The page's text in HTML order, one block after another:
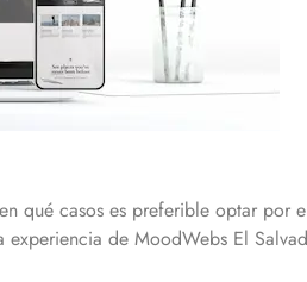
qué casos es preferible optar por
de MoodWebs El